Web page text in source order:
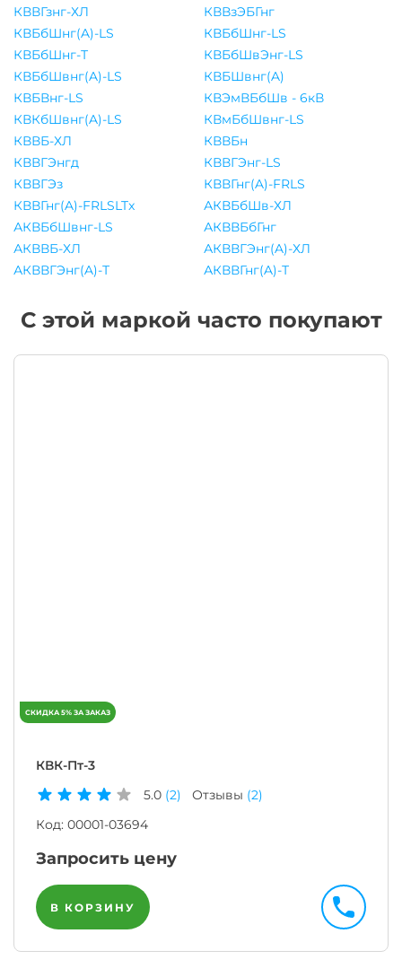
КВВГзнг-ХЛ
КВВзЭБГнг
КВБбШнг(A)-LS
КВБбШнг-LS
КВБбШнг-Т
КВБбШвЭнг-LS
КВБбШвнг(A)-LS
КВБШвнг(A)
КВБВнг-LS
КВЭмВБбШв - 6кВ
КВКбШвнг(A)-LS
КВмБбШвнг-LS
КВВБ-ХЛ
КВВБн
КВВГЭнгд
КВВГЭнг-LS
КВВГЭз
КВВГнг(A)-FRLS
КВВГнг(A)-FRLSLTx
АКВБбШв-ХЛ
АКВБбШвнг-LS
АКВВБбГнг
АКВВБ-ХЛ
АКВВГЭнг(A)-ХЛ
АКВВГЭнг(A)-Т
АКВВГнг(A)-Т
С этой маркой часто покупают
КВК-Пт-3
5.0 (2) Отзывы (2)
Код: 00001-03694
Запросить цену
В КОРЗИНУ